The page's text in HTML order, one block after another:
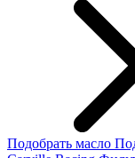
Подобрать масло